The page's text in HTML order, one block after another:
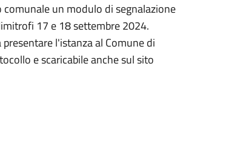
un modulo di segnalazione
17 e 18 settembre 2024.
l'istanza al Comune di
e scaricabile anche sul sito